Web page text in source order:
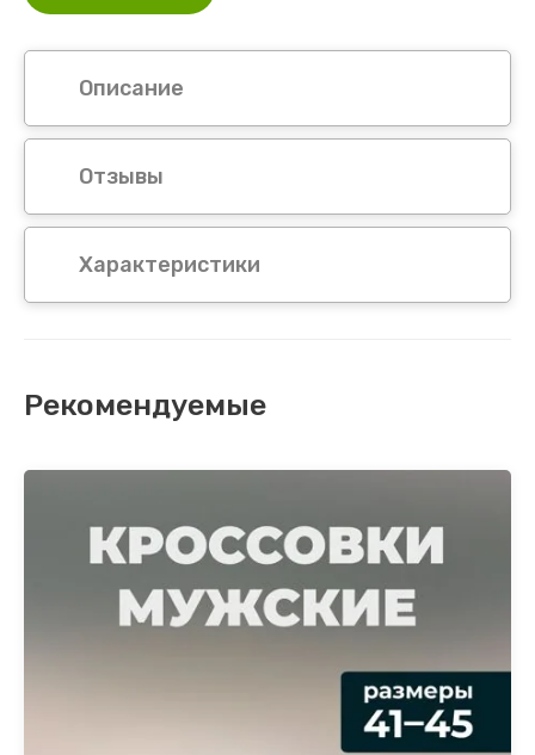
Описание
Отзывы
Характеристики
Рекомендуемые